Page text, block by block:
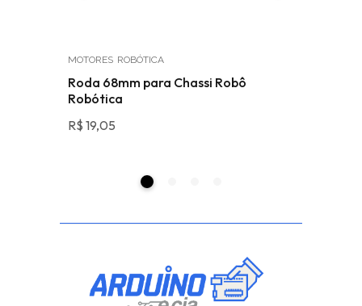
MOTORES ROBÓTICA
Roda 68mm para Chassi Robô
Robótica
R$ 19,05